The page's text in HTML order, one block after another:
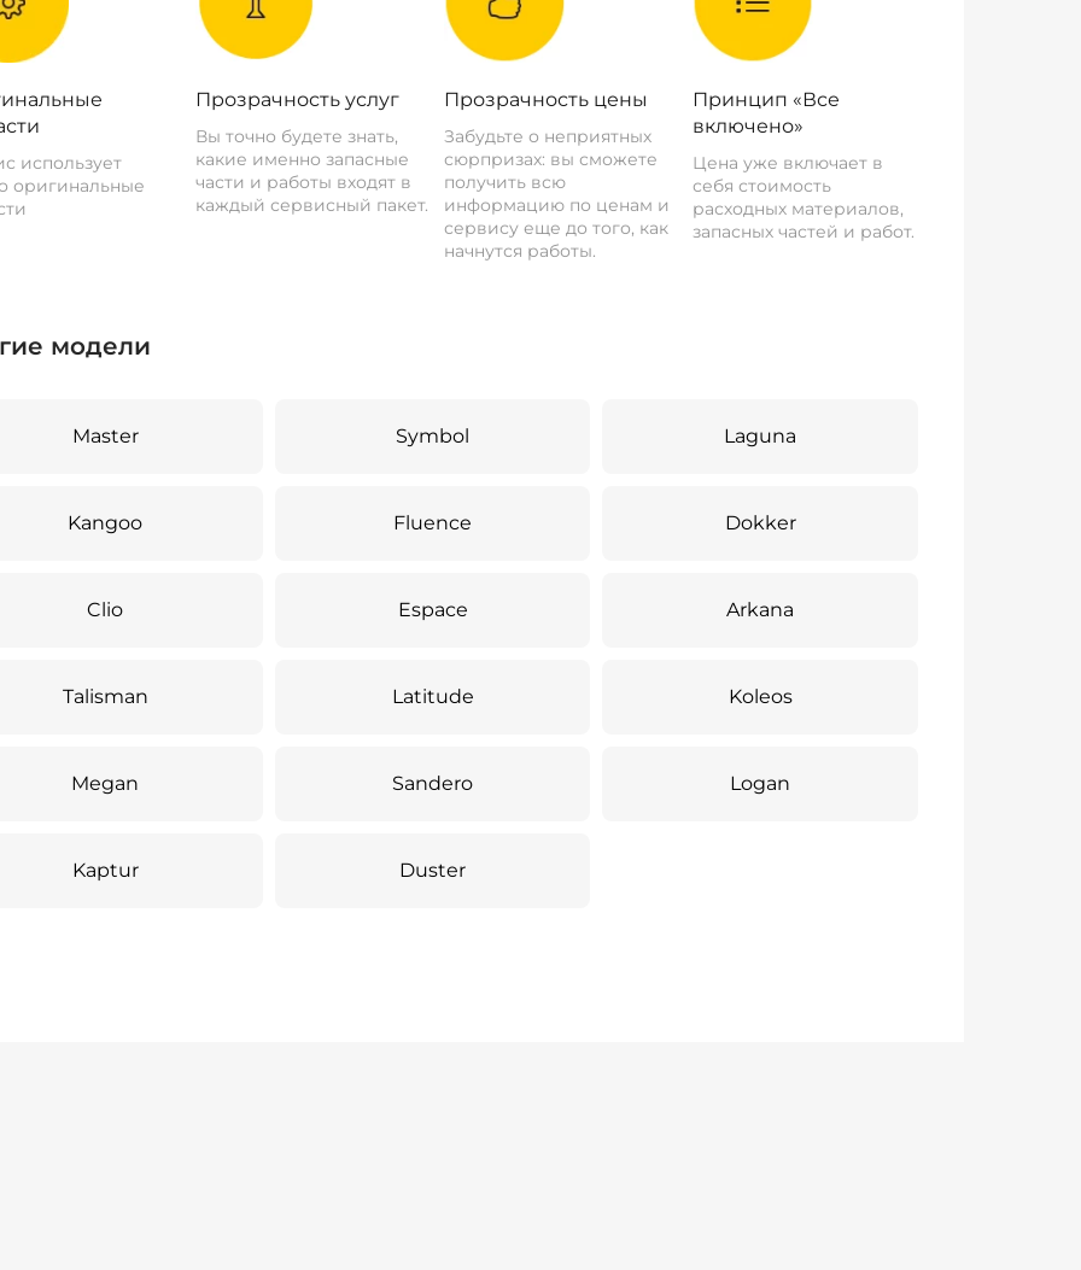
использует
оригинальные
Прозрачность услуг
Вы точно будете знать,
какие именно запасные
части и работы входят в
каждый сервисный пакет.
Прозрачность цены
Забудьте о неприятных
сюрпризах: вы сможете
получить всю
информацию по ценам и
сервису еще до того, как
начнутся работы.
Принцип «Все
включено»
Цена уже включает в
себя стоимость
расходных материалов,
запасных частей и работ.
модели
Master Symbol Laguna
Kangoo Fluence Dokker
Clio Espace Arkana
Talisman Latitude Koleos
Megan Sandero Logan
Kaptur Duster